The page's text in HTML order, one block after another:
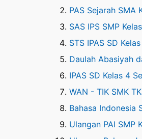
PAS Sejarah SMA
SAS IPS SMP
STS IPAS SD
Daulah Abasiyah
IPAS SD Kelas 4
WAN - TIK SMK
Bahasa Indonesia
Ulangan PAI SMP